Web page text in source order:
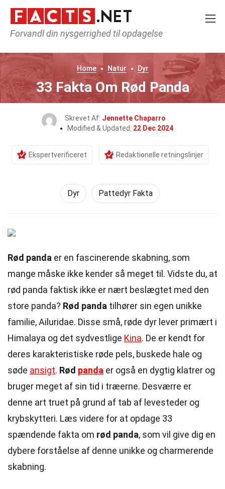
Forvandl din nysgerrighed til opdagelse
Home Natur Dyr
33 Fakta Om Rød Panda
Skrevet Af: Jennette Chaparro
Modified & Updated: 22 Dec 2024
Ekspertverificeret Redaktionelle retningslinjer
Dyr Pattedyr Fakta
Rød panda er en fascinerende skabning, som
mange måske ikke kender så meget til. Vidste du, at
rød panda faktisk ikke er nært beslægtet med den
store panda? Rød panda tilhører sin egen unikke
familie, Ailuridae. Disse små, røde dyr lever primært i
Himalaya og det sydvestlige Kina. De er kendt for
deres karakteristiske røde pels, buskede hale og
søde ansigt. Rød panda er også en dygtig klatrer og
bruger meget af sin tid i træerne. Desværre er
denne art truet på grund af tab af levesteder og
krybskytteri. Læs videre for at opdage 33
spændende fakta om rød panda, som vil give dig en
dybere forståelse af denne unikke og charmerende
skabning.